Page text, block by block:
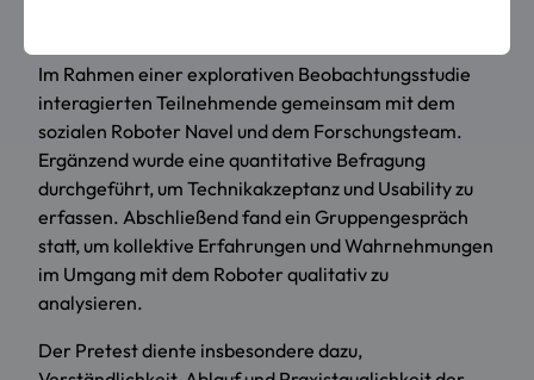
Im Rahmen einer explorativen Beobachtungsstudie
interagierten Teilnehmende gemeinsam mit dem
sozialen Roboter Navel und dem Forschungsteam.
Ergänzend wurde eine quantitative Befragung
durchgeführt, um Technikakzeptanz und Usability zu
erfassen. Abschließend fand ein Gruppengespräch
statt, um kollektive Erfahrungen und Wahrnehmungen
im Umgang mit dem Roboter qualitativ zu
analysieren.
Der Pretest diente insbesondere dazu,